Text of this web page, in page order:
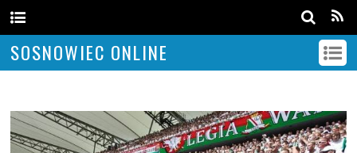
SOSNOWIEC ONLINE